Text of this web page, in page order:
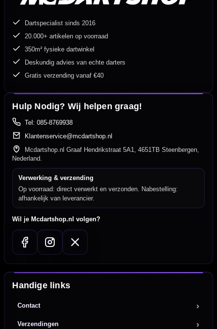
Dartspecialist sinds 2016
20.000+ artikelen op voorraad
350m² fysieke dartwinkel
Deskundig advies van echte darters
Gratis verzending vanaf €40
Hulp Nodig? Wij helpen graag!
Tel: 085-8769938
Klantenservice@mcdartshop.nl
Mcdartshop.nl Graaf Hendrikstraat 5A1, 4651TB Steenbergen,
Nederland.
Verwerking & verzending
Op voorraad: direct verwerkt en verzonden. Nabestelling:
afhankelijk van leverancier.
Wil je Mcdartshop.nl volgen?
Handige links
Contact
Verzendingen